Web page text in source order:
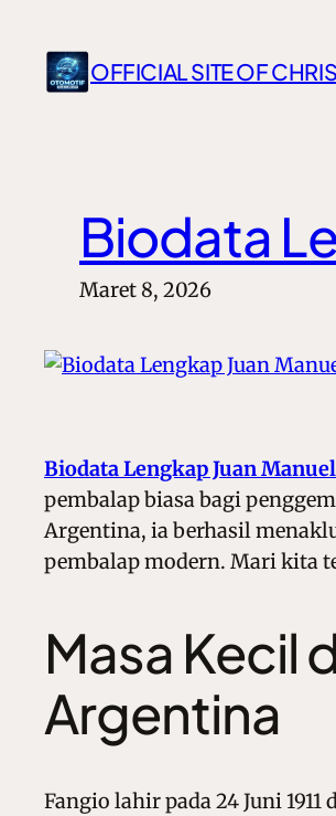
konten
OFFICIAL SITE OF
Biodata
Maret 8, 2026
Biodata Lengkap Juan
pembalap biasa bagi
Argentina, ia berhasil
pembalap modern. Mari kita
Masa Kecil
Argentina
Fangio lahir pada 24 Juni